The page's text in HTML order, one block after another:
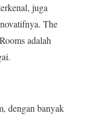
juga
The
adalah
dengan banyak